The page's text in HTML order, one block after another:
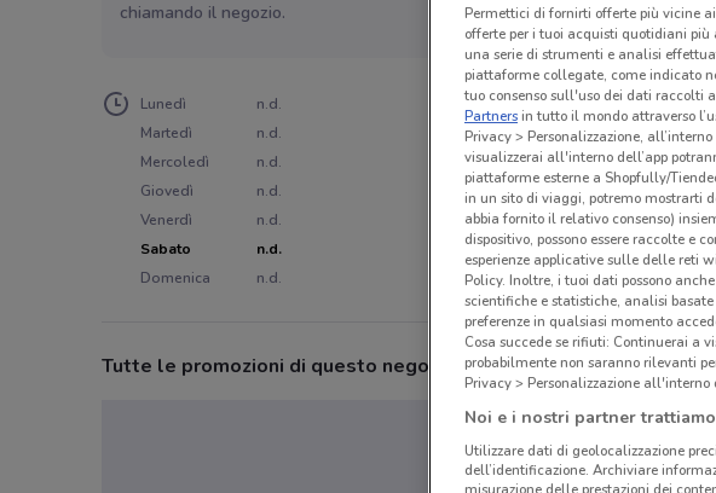
chiamando il negozio.
Lunedì
n.d.
Martedì
n.d.
Mercoledì
n.d.
Giovedì
n.d.
Venerdì
n.d.
Sabato
n.d.
Domenica
n.d.
Tutte le promozioni di questo negozio
Permettici di fornirti offerte più vicine
offerte per i tuoi acquisti quotidiani
una serie di strumenti e analisi
piattaforme collegate, come indicato
tuo consenso sull'uso dei dati raccolti
Partnersin tutto il mondo attraverso
Privacy > Personalizzazione,
visualizzerai all'interno dell’app
piattaforme esterne a Shopfully/
in un sito di viaggi, potremo mostrarti
abbia fornito il relativo consenso)
dispositivo, possono essere raccolte e
esperienze applicative sulle delle reti
Policy. Inoltre, i tuoi dati possono
scientifiche e statistiche, analisi
preferenze in qualsiasi momento
Cosa succede se rifiuti: Continuerai a
probabilmente non saranno rilevanti
Privacy > Personalizzazione all'interno
Noi e i nostri partner
Utilizzare dati di geolocalizzazione
dell’identificazione. Archiviare